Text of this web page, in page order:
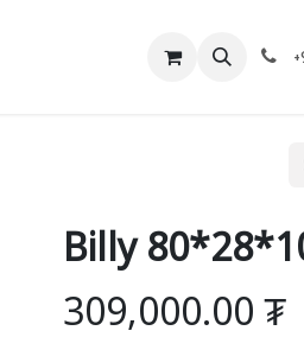
Billy
309,000.00₮